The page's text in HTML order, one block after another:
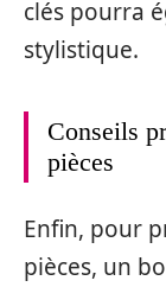
clés pourra
stylistique.
Conseils
pièces
Enfin, pour
pièces, un